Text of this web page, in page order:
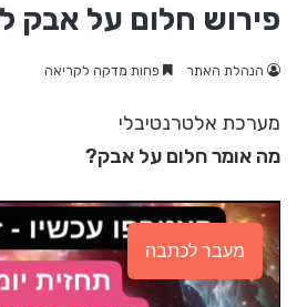
פירוש חלום על אבק
הנהלת האתר פחות מדקה לקריאה
מערכת אלטרנטיבלי
מה אומר חלום על אבק?
מעבר לכתבה